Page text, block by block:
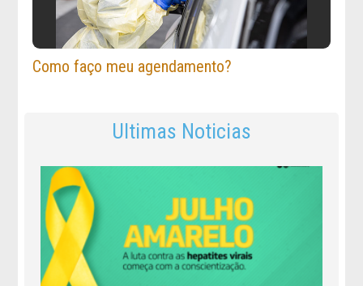
Como faço meu agendamento?
Ultimas Noticias